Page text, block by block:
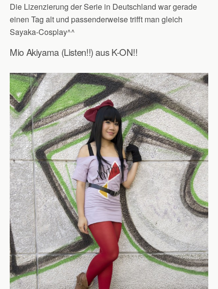
Die Lizenzierung der Serie in Deutschland war gerade
einen Tag alt und passenderweise trifft man gleich
Sayaka-Cosplay^^
Mio Akiyama (Listen!!) aus K-ON!!